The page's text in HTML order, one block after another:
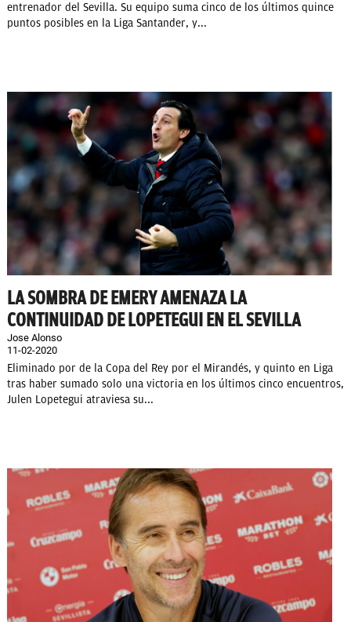
entrenador del Sevilla. Su equipo suma cinco de los últimos quince
puntos posibles en la Liga Santander, y...
LA SOMBRA DE EMERY AMENAZA LA
CONTINUIDAD DE LOPETEGUI EN EL SEVILLA
Jose Alonso
11-02-2020
Eliminado por de la Copa del Rey por el Mirandés, y quinto en Liga
tras haber sumado solo una victoria en los últimos cinco encuentros,
Julen Lopetegui atraviesa su...